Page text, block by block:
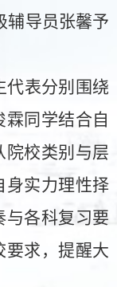
辅导员张馨予
代表分别围绕
霖同学结合自
院校类别与层
身实力理性择
与各科复习要
要求，提醒大